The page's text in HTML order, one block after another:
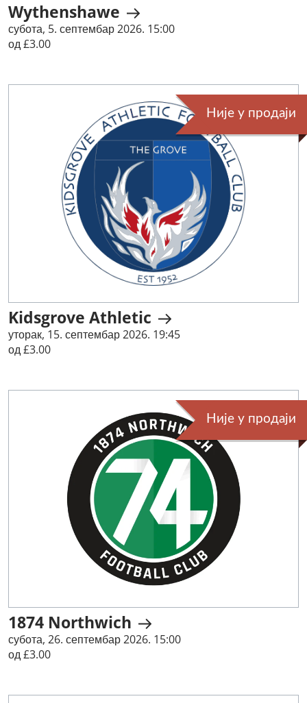
Wythenshawe
субота, 5. септембар 2026. 15:00
од £3.00
Није у продаји
Kidsgrove Athletic
уторак, 15. септембар 2026. 19:45
од £3.00
Није у продаји
1874 Northwich
субота, 26. септембар 2026. 15:00
од £3.00